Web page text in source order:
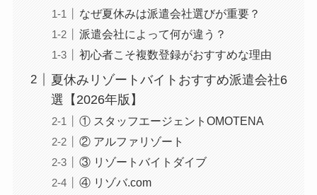
なぜ夏休みは派遣会社選びが重要？
派遣会社によって何が違う？
初心者こそ複数登録がおすすめな理由
夏休みリゾートバイトおすすめ派遣会社6
選【2026年版】
① スタッフエージェントOMOTENA
② アルファリゾート
③ リゾートバイトダイブ
④ リゾバ.com